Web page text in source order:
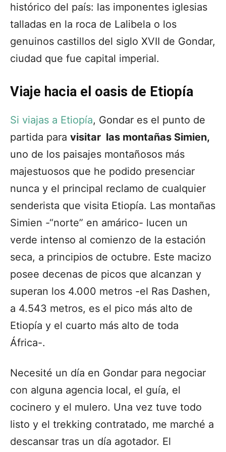
histórico del país: las imponentes iglesias
talladas en la roca de Lalibela o los
genuinos castillos del siglo XVII de Gondar,
ciudad que fue capital imperial.
Viaje hacia el oasis de Etiopía
Si viajas a Etiopía, Gondar es el punto de
partida para visitar las montañas Simien,
uno de los paisajes montañosos más
majestuosos que he podido presenciar
nunca y el principal reclamo de cualquier
senderista que visita Etiopía. Las montañas
Simien -“norte” en amárico- lucen un
verde intenso al comienzo de la estación
seca, a principios de octubre. Este macizo
posee decenas de picos que alcanzan y
superan los 4.000 metros -el Ras Dashen,
a 4.543 metros, es el pico más alto de
Etiopía y el cuarto más alto de toda
África-.
Necesité un día en Gondar para negociar
con alguna agencia local, el guía, el
cocinero y el mulero. Una vez tuve todo
listo y el trekking contratado, me marché a
descansar tras un día agotador. El